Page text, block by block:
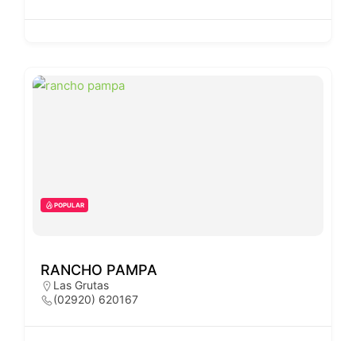
POPULAR
RANCHO PAMPA
Las Grutas
(02920) 620167